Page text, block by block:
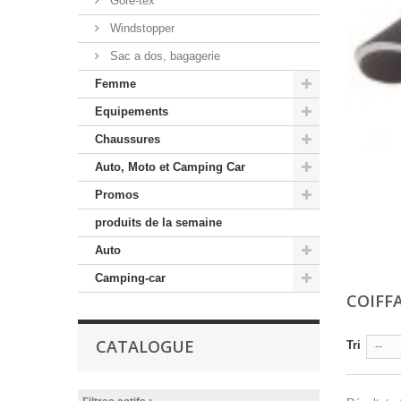
Windstopper
Sac a dos, bagagerie
Femme
Equipements
Chaussures
Auto, Moto et Camping Car
Promos
produits de la semaine
Auto
Camping-car
CATALOGUE Tri --